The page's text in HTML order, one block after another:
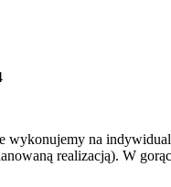
wykonujemy na
realizacją). W